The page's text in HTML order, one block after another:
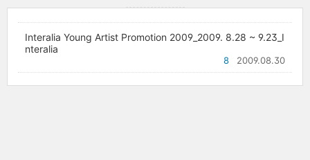
Interalia Young Artist Promotion 2009_2009. 8.28 ~ 9.23_I
nteralia
2009.08.30
8